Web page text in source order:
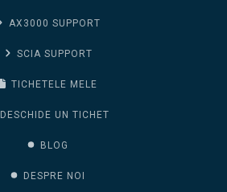
AX3000 SUPPORT
SCIA SUPPORT
TICHETELE MELE
DESCHIDE UN TICHET
BLOG
DESPRE NOI